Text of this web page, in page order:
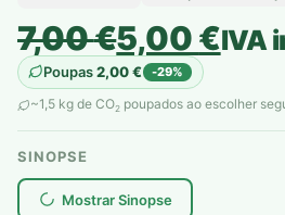
7,00€
O
preço
original
era:
7,00 €.
5,00€
O
preço
atual
é:
5,00 €.
IVA
Poupas2,00€ -29%
~1,5 kg de CO2 poupados ao escolher
SINOPSE
Mostrar Sinopse
plantar árvores reais